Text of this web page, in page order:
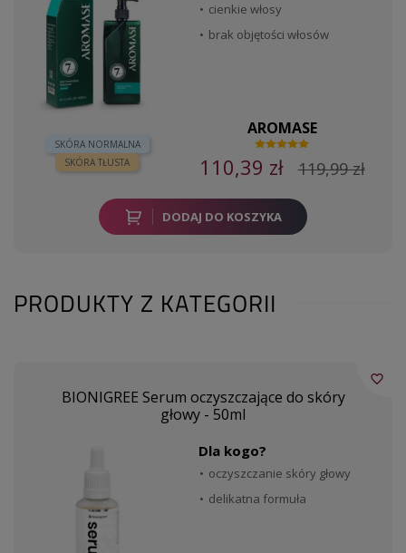
SKÓRA NORMALNA
SKÓRA TŁUSTA
cienkie włosy
brak objętości włosów
AROMASE
110,39 zł 119,99 zł
DODAJ DO KOSZYKA
PRODUKTY Z KATEGORII
BIONIGREE Serum oczyszczające do skóry
głowy - 50ml
Dla kogo?
oczyszczanie skóry głowy
delikatna formuła
favorite_border